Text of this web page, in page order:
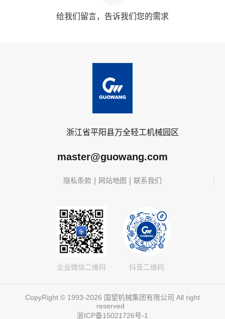
给我们留言，告诉我们您的需求
浙江省平阳县万全轻工机械园区
master@guowang.com
隐私条款 网站地图 联系我们
企业微信二维码 抖音二维码
CopyRight © 1993-2026 国望机械集团有限公司 All right
reserved
浙ICP备15021726号-1